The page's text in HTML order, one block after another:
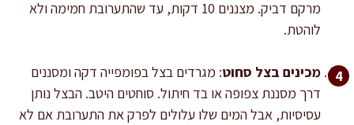
מרקם דביק. מצננים 10 דקות, עד שהתערובת חמימה ולא
לוהטת.
מכינים בצל סחוט: מגרדים בצל בפומפייה דקה ומסננים
דרך מסננת צפופה או בד חיתול. סוחטים היטב. הבצל נותן
עסיסיות, אבל המים שלו עלולים לפרק את התערובת אם לא